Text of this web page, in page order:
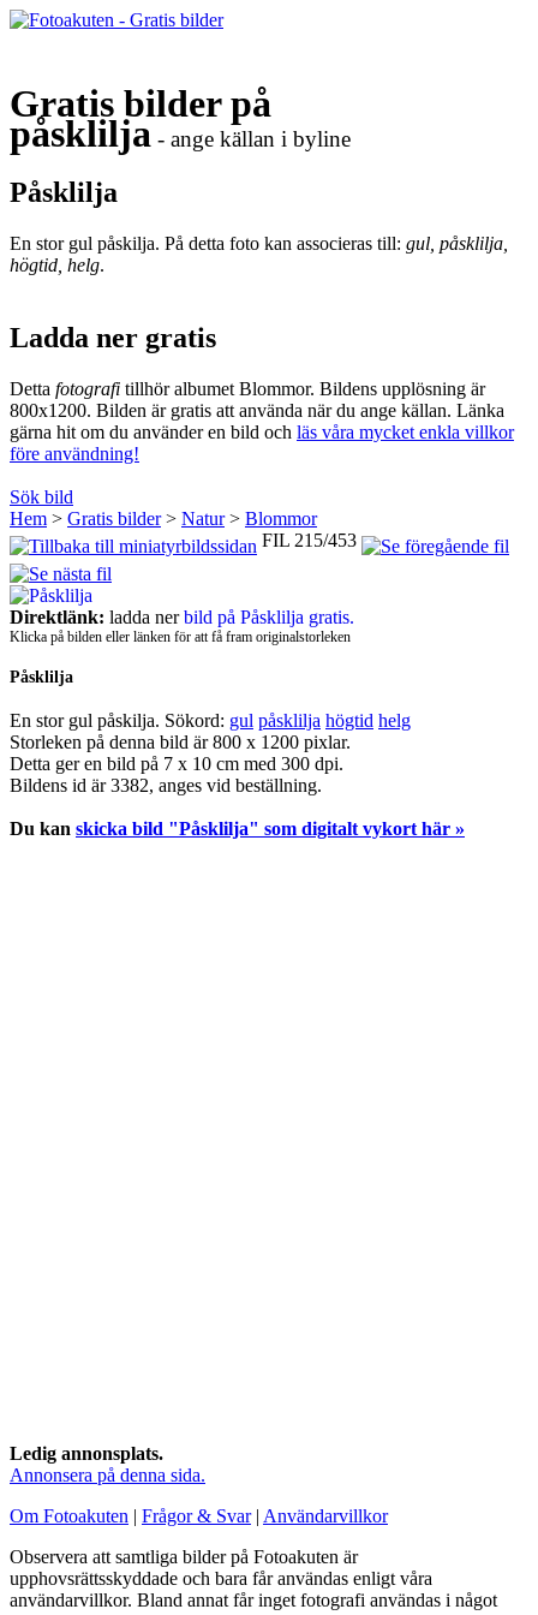
Gratis bilder på
påsklilja - ange källan i byline
Påsklilja
En stor gul påskilja. På detta foto kan associeras till: gul, påsklilja,
högtid, helg.
Ladda ner gratis
Detta fotografi tillhör albumet Blommor. Bildens upplösning är
800x1200. Bilden är gratis att använda när du ange källan. Länka
gärna hit om du använder en bild och läs våra mycket enkla villkor
före användning!
Sök bild
Hem > Gratis bilder> Natur> Blommor
FIL 215/453
Direktlänk: ladda nerbild på Påsklilja gratis.
Klicka på bilden eller länken för att få fram originalstorleken
Påsklilja
En stor gul påskilja. Sökord: gul påsklilja högtid helg
Storleken på denna bild är 800 x 1200 pixlar.
Detta ger en bild på 7 x 10 cm med 300 dpi.
Bildens id är 3382, anges vid beställning.
Du kan skicka bild "Påsklilja" som digitalt vykort här »
Ledig annonsplats.
Annonsera på denna sida.
Om Fotoakuten | Frågor & Svar| Användarvillkor
Observera att samtliga bilder på Fotoakuten är
upphovsrättsskyddade och bara får användas enligt våra
användarvillkor. Bland annat får inget fotografi användas i något